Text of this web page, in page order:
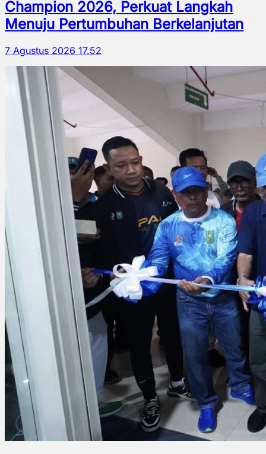
Champion 2026, Perkuat Langkah
Menuju Pertumbuhan Berkelanjutan
7 Agustus 2026 17.52